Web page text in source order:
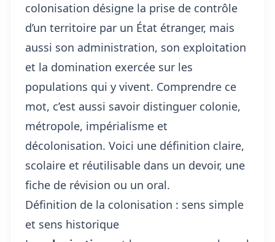
colonisation désigne la prise de contrôle
d’un territoire par un État étranger, mais
aussi son administration, son exploitation
et la domination exercée sur les
populations qui y vivent. Comprendre ce
mot, c’est aussi savoir distinguer colonie,
métropole, impérialisme et
décolonisation. Voici une définition claire,
scolaire et réutilisable dans un devoir, une
fiche de révision ou un oral.
Définition de la colonisation : sens simple
et sens historique